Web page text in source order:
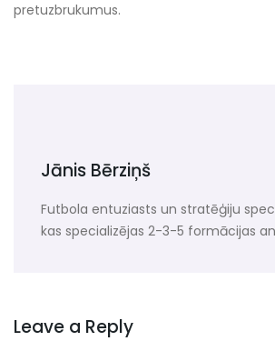
pretuzbrukumus.
Jānis Bērziņš
Futbola entuziasts un stratēģiju
kas specializējas 2-3-5 formācijas
Leave a Reply